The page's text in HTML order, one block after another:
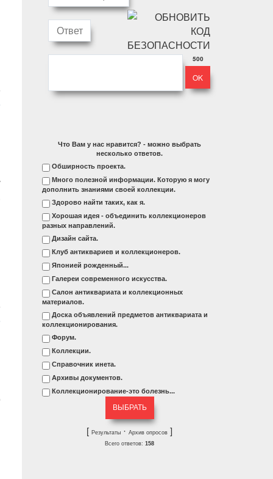
500
Что Вам у нас нравится? - можно выбрать
несколько ответов.
Обширность проекта.
Много полезной информации. Которую я могу
дополнить знаниями своей коллекции.
Здорово найти таких, как я.
Хорошая идея - объединить коллекционеров
разных направлений.
Дизайн сайта.
Клуб антиквариев и коллекционеров.
Японией рожденный...
Галереи современного искусства.
Салон антиквариата и коллекционных
материалов.
Доска объявлений предметов антиквариата и
коллекционирования.
Форум.
Коллекции.
Справочник инета.
Архивы документов.
Коллекционирование-это болезнь...
[Результаты ·Архив опросов ]
Всего ответов:158